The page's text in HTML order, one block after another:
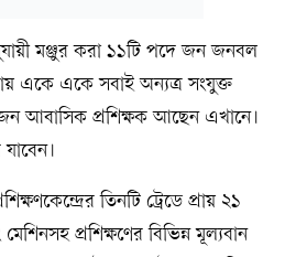
মঞ্জুর করা ১১টি পদে জন জনবল
একে একে সবাই অন্যত্র সংযুক্ত
আবাসিক প্রশিক্ষক আছেন এখানে।
তিনটি ট্রেডে প্রায় ২১
প্রশিক্ষণের বিভিন্ন মূল্যবান